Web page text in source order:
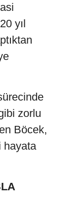
yıl
zorlu
Böcek,
hayata